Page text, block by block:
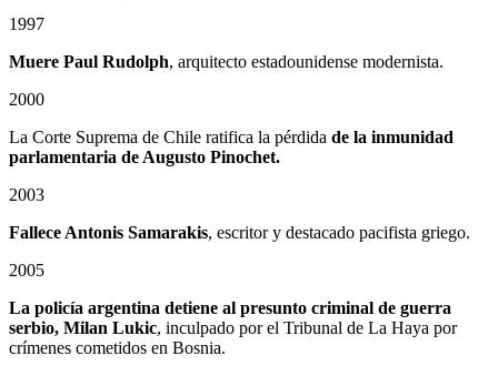
1997
Muere Paul Rudolph, arquitecto estadounidense modernista.
2000
La Corte Suprema de Chile ratifica la pérdida de la inmunidad
parlamentaria de Augusto Pinochet.
2003
Fallece Antonis Samarakis, escritor y destacado pacifista griego.
2005
La policía argentina detiene al presunto criminal de guerra
serbio, Milan Lukic, inculpado por el Tribunal de La Haya por
crímenes cometidos en Bosnia.